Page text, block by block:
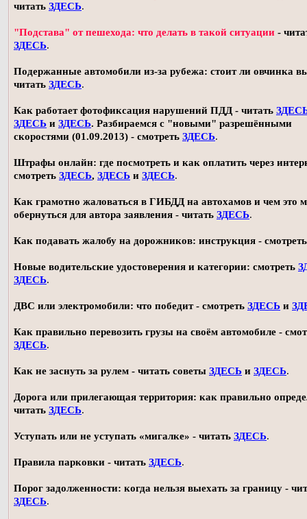
читать ЗДЕСЬ.
"Подстава" от пешехода: что делать в такой ситуации -
ЗДЕСЬ.
Подержанные автомобили из-за рубежа: стоит ли овчинка
читать ЗДЕСЬ.
Как работает фотофиксация нарушений ПДД - читать
ЗДЕСЬ и ЗДЕСЬ. Разбираемся с "новыми" разрешёнными
скоростями (01.09.2013) - смотреть ЗДЕСЬ.
Штрафы онлайн: где посмотреть и как оплатить через
смотреть ЗДЕСЬ, ЗДЕСЬ и ЗДЕСЬ.
Как грамотно жаловаться в ГИБДД на автохамов и чем это
обернуться для автора заявления - читать ЗДЕСЬ.
Как подавать жалобу на дорожников: инструкция -
Новые водительские удостоверения и категории: смотреть
ЗДЕСЬ.
ДВС или электромобили: что победит - смотреть ЗДЕСЬ и
Как правильно перевозить грузы на своём автомобиле -
ЗДЕСЬ.
Как не заснуть за рулем - читать советы ЗДЕСЬ и ЗДЕСЬ.
Дорога или прилегающая территория: как правильно
читать ЗДЕСЬ.
Уступать или не уступать «мигалке» - читать ЗДЕСЬ.
Правила парковки - читать ЗДЕСЬ.
Порог задолженности: когда нельзя выехать за границу -
ЗДЕСЬ.